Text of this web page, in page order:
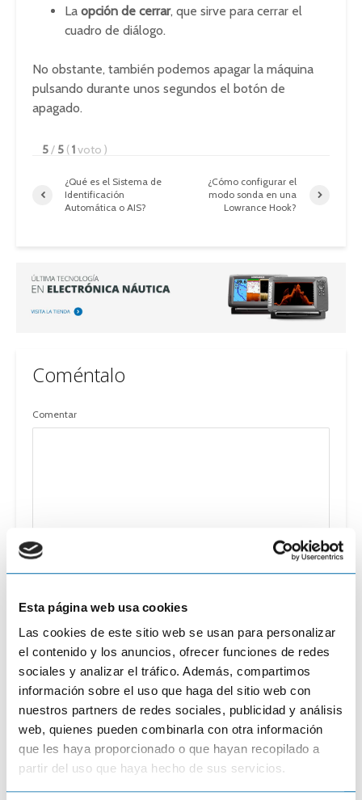
Esta página web usa cookies
Las cookies de este sitio web se usan para personalizar
el contenido y los anuncios, ofrecer funciones de redes
sociales y analizar el tráfico. Además, compartimos
información sobre el uso que haga del sitio web con
nuestros partners de redes sociales, publicidad y análisis
web, quienes pueden combinarla con otra información
que les haya proporcionado o que hayan recopilado a
partir del uso que haya hecho de sus servicios.
La opción de cerrar, que sirve para cerrar el
cuadro de diálogo.
No obstante, también podemos apagar la máquina
pulsando durante unos segundos el botón de
apagado.
5/ 5 (1voto )
¿Qué es el Sistema de
Identificación
Automática o AIS?
¿Cómo configurar el
modo sonda en una
Lowrance Hook?
Coméntalo
Comentar
Nombre*
Email*
Página web